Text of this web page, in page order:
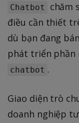
Chatbot
chăm
điều cần thiết
dù bạn đang
phát triển phần
chatbot .
Giao diện trò
doanh nghiệp